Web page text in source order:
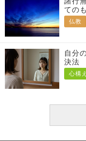
ての
仏教
自分
決法
心構